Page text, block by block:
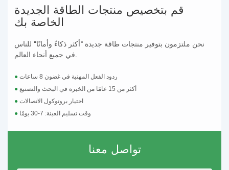
قم بتخصيص منتجات الطاقة الجديدة
الخاصة بك
نحن ملتزمون بتوفير منتجات طاقة جديدة "أكثر ذكاءً وأمانًا" للناس
في جميع أنحاء العالم.
●
ردود الفعل المهنية في غضون 8 ساعات
●
أكثر من 15 عامًا من الخبرة في البحث والتصنيع
●اختيار بروتوكول الاتصالات
●
وقت تسليم العينة: 7-30 يومًا
تواصل معنا